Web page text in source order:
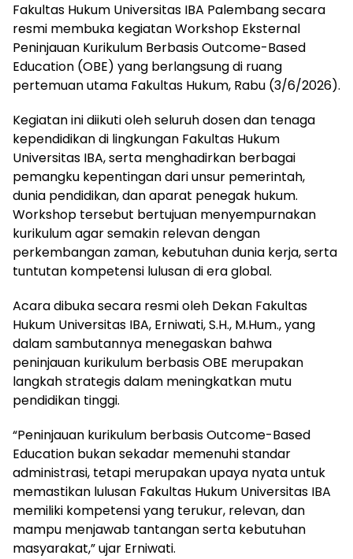
Fakultas Hukum Universitas IBA Palembang secara
resmi membuka kegiatan Workshop Eksternal
Peninjauan Kurikulum Berbasis Outcome-Based
Education (OBE) yang berlangsung di ruang
pertemuan utama Fakultas Hukum, Rabu (3/6/2026).
Kegiatan ini diikuti oleh seluruh dosen dan tenaga
kependidikan di lingkungan Fakultas Hukum
Universitas IBA, serta menghadirkan berbagai
pemangku kepentingan dari unsur pemerintah,
dunia pendidikan, dan aparat penegak hukum.
Workshop tersebut bertujuan menyempurnakan
kurikulum agar semakin relevan dengan
perkembangan zaman, kebutuhan dunia kerja, serta
tuntutan kompetensi lulusan di era global.
Acara dibuka secara resmi oleh Dekan Fakultas
Hukum Universitas IBA, Erniwati, S.H., M.Hum., yang
dalam sambutannya menegaskan bahwa
peninjauan kurikulum berbasis OBE merupakan
langkah strategis dalam meningkatkan mutu
pendidikan tinggi.
“Peninjauan kurikulum berbasis Outcome-Based
Education bukan sekadar memenuhi standar
administrasi, tetapi merupakan upaya nyata untuk
memastikan lulusan Fakultas Hukum Universitas IBA
memiliki kompetensi yang terukur, relevan, dan
mampu menjawab tantangan serta kebutuhan
masyarakat,” ujar Erniwati.